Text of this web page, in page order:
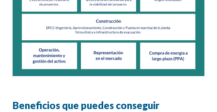
Beneficios que puedes conseguir